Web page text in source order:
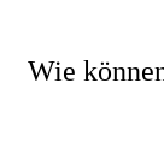
Wie